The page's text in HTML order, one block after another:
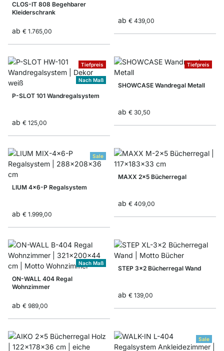
CLOS-IT 808 Begehbarer
Kleiderschrank
ab € 1.765,00
ab € 439,00
Tiefpreis
Nach Maß
P-SLOT 101 Wandregalsystem
ab € 125,00
Tiefpreis
SHOWCASE Wandregal Metall
ab € 30,50
Sale
LIUM 4x6-P Regalsystem
ab € 1.999,00
MAXX 2x5 Bücherregal
ab € 409,00
Nach Maß
ON-WALL 404 Regal
Wohnzimmer
ab € 989,00
STEP 3x2 Bücherregal Wand
ab € 139,00
Sale